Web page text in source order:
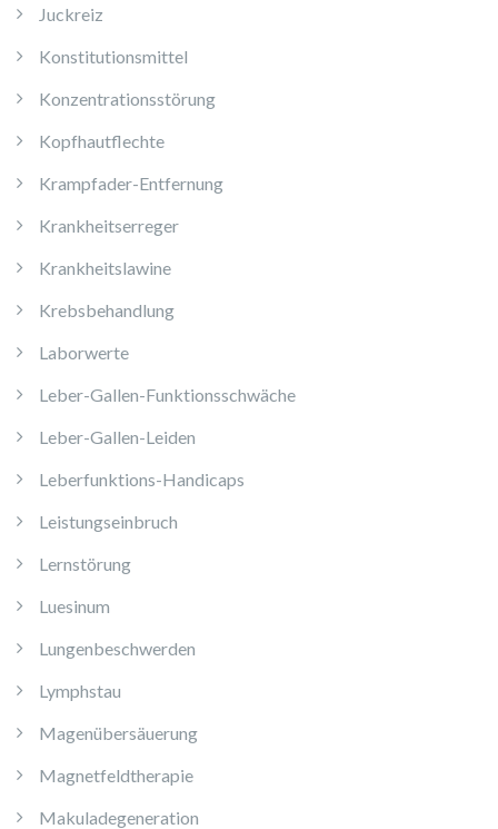
Juckreiz
Konstitutionsmittel
Konzentrationsstörung
Kopfhautflechte
Krampfader-Entfernung
Krankheitserreger
Krankheitslawine
Krebsbehandlung
Laborwerte
Leber-Gallen-Funktionsschwäche
Leber-Gallen-Leiden
Leberfunktions-Handicaps
Leistungseinbruch
Lernstörung
Luesinum
Lungenbeschwerden
Lymphstau
Magenübersäuerung
Magnetfeldtherapie
Makuladegeneration